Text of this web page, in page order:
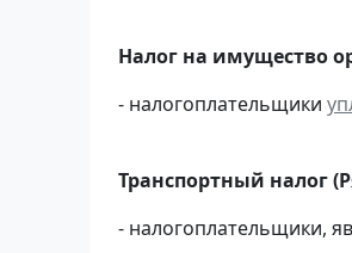
Налог на имущество
- налогоплательщики
Транспортный налог
- налогоплательщики,